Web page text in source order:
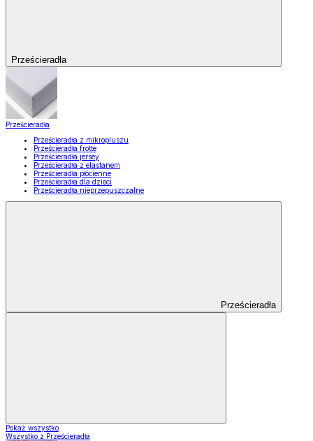
Prześcieradła
Prześcieradła
Prześcieradła z mikropluszu
Prześcieradła frotte
Prześcieradła jersey
Prześcieradła z elastanem
Prześcieradła płócienne
Prześcieradła dla dzieci
Prześcieradła nieprzepuszczalne
Prześcieradła
Pokaż wszystko
Wszystko z Prześcieradła